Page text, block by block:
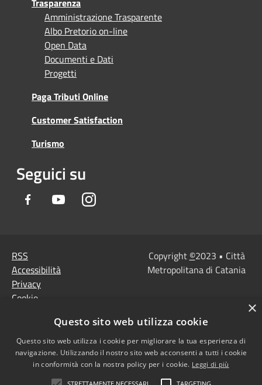
Amministrazione Trasparente
Albo Pretorio on-line
Open Data
Documenti e Dati
Progetti
Paga Tributi Online
Customer Satisfaction
Turismo
Seguici su
Facebook YoutubeInstagram
RSS
Accessibilità
Privacy
Cookie
Note Legali
Agenzia per l'Italia
digitale
Copyright ©2023 • Città
Metropolitana di Catania
×
Questo sito web utilizza cookie
Questo sito web utilizza i cookie per migliorare la tua esperienza di
navigazione. Utilizzando il nostro sito web acconsenti a tutti i cookie
in conformità con la nostra policy per i cookie. Leggi di più